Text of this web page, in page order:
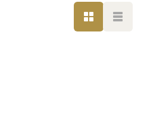
GRILLE LISTE